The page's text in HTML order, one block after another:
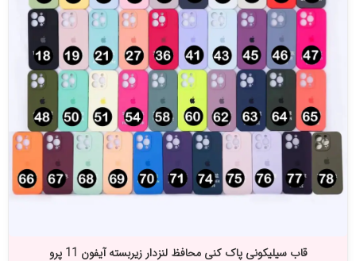
قاب سیلیکونی پاک کنی محافظ لنزدار زیربسته آیفون 11 پرو